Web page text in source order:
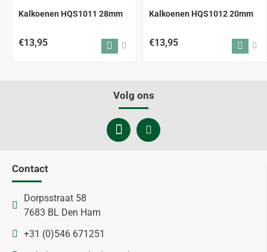
Kalkoenen HQS1011 28mm
€13,95
Kalkoenen HQS1012 20mm
€13,95
Volg ons
Contact
Dorpsstraat 58
7683 BL Den Ham
+31 (0)546 671251